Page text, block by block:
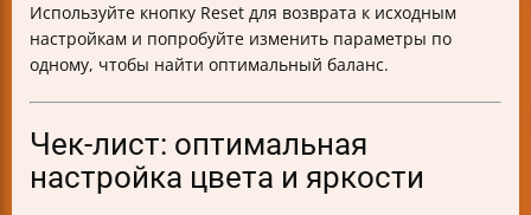
Используйте кнопку Reset для возврата к исходным
настройкам и попробуйте изменить параметры по
одному, чтобы найти оптимальный баланс.
Чек-лист: оптимальная
настройка цвета и яркости